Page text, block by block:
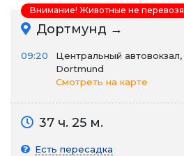
Дортмунд →
09:20
Центральный
Dortmund
Смотреть на карте
37 ч. 25 м.
Есть пересадка
Внимание! Животные не